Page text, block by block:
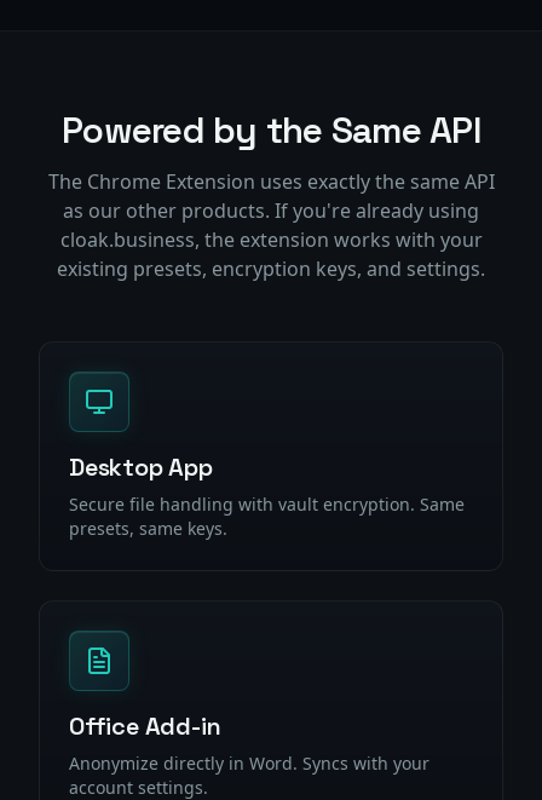
Powered by the Same API
The Chrome Extension uses exactly the same API
as our other products. If you're already using
cloak.business, the extension works with your
existing presets, encryption keys, and settings.
Desktop App
Secure file handling with vault encryption. Same
presets, same keys.
Office Add-in
Anonymize directly in Word. Syncs with your
account settings.